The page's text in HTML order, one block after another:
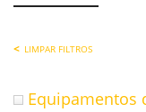
LIMPAR FILTROS
Equipamentos